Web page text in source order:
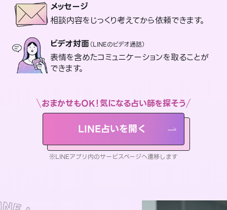
メッセージ
相談内容をじっくり考えてから依頼できます。
ビデオ対面（LINEのビデオ通話）
表情を含めたコミュニケーションを取ることが
できます。
おまかせもOK！気になる占い師を探そう
LINE占いを開く
※LINEアプリ内のサービスページへ遷移します